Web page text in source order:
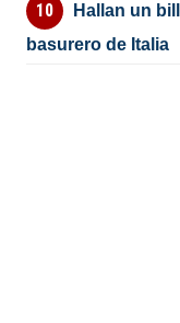
Hallan un
basurero de Italia